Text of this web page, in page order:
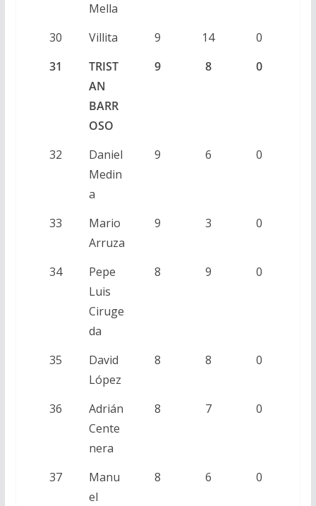
Mella
30 Villita 9 14
0
31
TRIST
AN
BARR
OSO
9 8 0
32
Daniel
Medin
a
9 6 0
33
Mario
Arruza
9 3 0
34
Pepe
Luis
Ciruge
da
8 9 0
35
David
López
8 8 0
36
Adrián
Cente
nera
8 7 0
37
Manu
el
8 6 0